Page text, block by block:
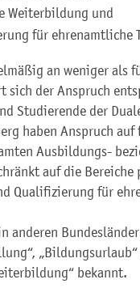
Weiterbildung und
für ehrenamtliche
an weniger als
sich der Anspruch
Studierende der
haben Anspruch
Ausbildungs-
auf die Bereiche
Qualifizierung für
anderen
bekannt.